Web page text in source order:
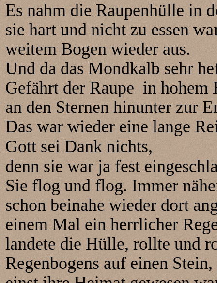
Es nahm die Raupenhülle in
sie hart und nicht zu essen
weitem Bogen wieder aus.
Und da das Mondkalb sehr
Gefährt der Raupe in hohem
an den Sternen hinunter zur
Das war wieder eine lange
Gott sei Dank nichts,
denn sie war ja fest
Sie flog und flog. Immer
schon beinahe wieder dort
einem Mal ein herrlicher
landete die Hülle, rollte und
Regenbogens auf einen